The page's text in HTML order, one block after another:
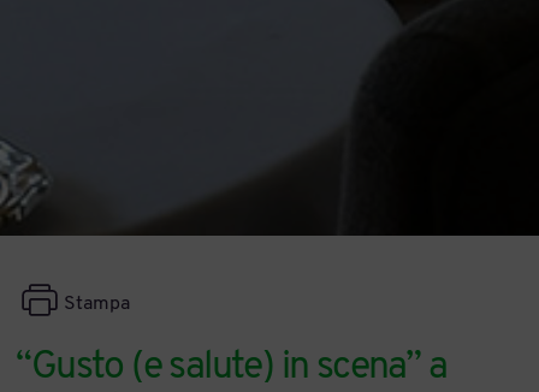
“Gusto (e salute) in scena” a
Stampa